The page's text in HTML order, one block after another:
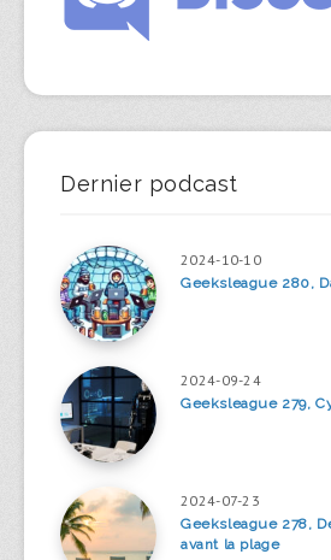
Dernier podcast
2024-10-10
Geeksleague 280,
2024-09-24
Geeksleague 279,
2024-07-23
Geeksleague 278,
avant la plage